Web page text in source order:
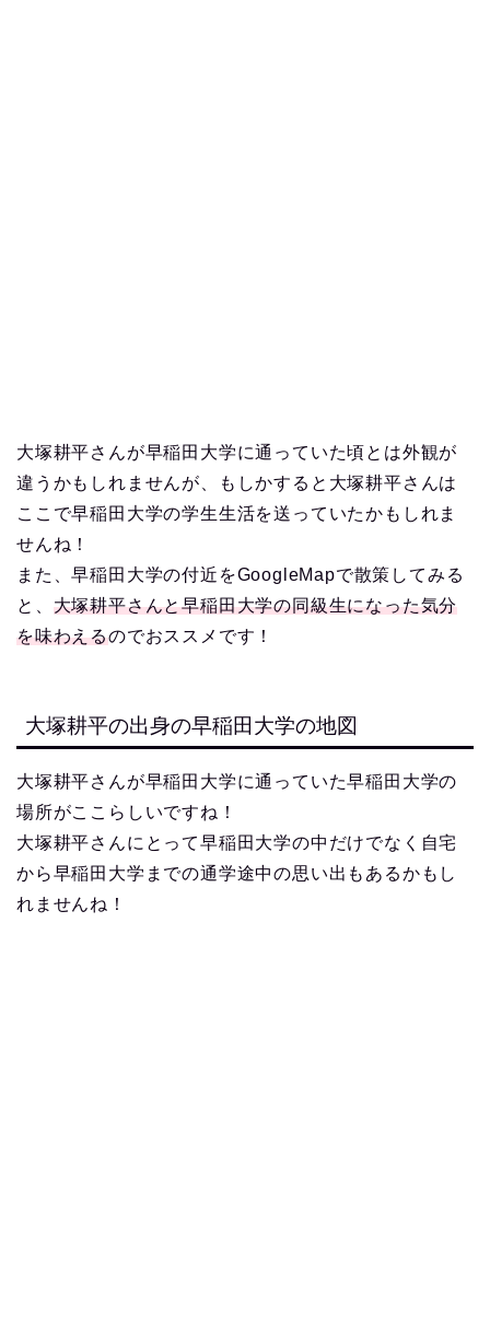
大塚耕平さんが早稲田大学に通っていた頃とは外観が
違うかもしれませんが、もしかすると大塚耕平さんは
ここで早稲田大学の学生生活を送っていたかもしれま
せんね！
また、早稲田大学の付近をGoogleMapで散策してみる
と、 大塚耕平さんと早稲田大学の同級生になった気分
を味わえるのでおススメです！
大塚耕平の出身の早稲田大学の地図
大塚耕平さんが早稲田大学に通っていた早稲田大学の
場所がここらしいですね！
大塚耕平さんにとって早稲田大学の中だけでなく自宅
から早稲田大学までの通学途中の思い出もあるかもし
れませんね！